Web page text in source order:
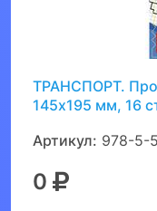
ТРАНСПОРТ.
145х195 мм, 16
Артикул: 978-5-
0